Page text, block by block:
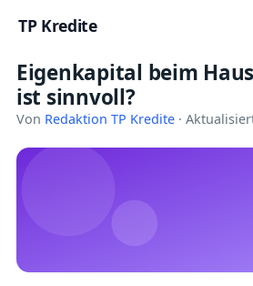
TP Kredite
Startseite
Kredite
Ratgeber
Eigenkapital beim
ist sinnvoll?
Von Redaktion TP Kredite ·